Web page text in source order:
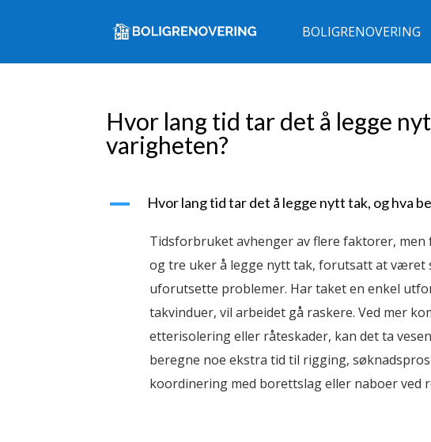
BOLIGRENOVERING
Hvor lang tid tar det å legge
varigheten?
A Hvor lang tid tar det å legge nytt tak, og hva
Tidsforbruket avhenger av flere faktorer,
og tre uker å legge nytt tak, forutsatt at været
uforutsette problemer. Har taket en enkel
takvinduer, vil arbeidet gå raskere. Ved mer
etterisolering eller råteskader, kan det ta
beregne noe ekstra tid til rigging,
koordinering med borettslag eller naboer ved